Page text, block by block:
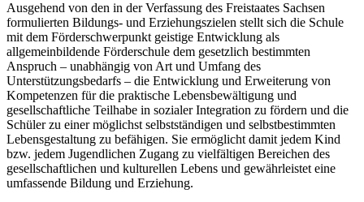
Ausgehend von den in der Verfassung des Freistaates Sachsen
formulierten Bildungs- und Erziehungszielen stellt sich die Schule
mit dem Förderschwerpunkt geistige Entwicklung als
allgemeinbildende Förderschule dem gesetzlich bestimmten
Anspruch – unabhängig von Art und Umfang des
Unterstützungsbedarfs – die Entwicklung und Erweiterung von
Kompetenzen für die praktische Lebensbewältigung und
gesellschaftliche Teilhabe in sozialer Integration zu fördern und die
Schüler zu einer möglichst selbstständigen und selbstbestimmten
Lebensgestaltung zu befähigen. Sie ermöglicht damit jedem Kind
bzw. jedem Jugendlichen Zugang zu vielfältigen Bereichen des
gesellschaftlichen und kulturellen Lebens und gewährleistet eine
umfassende Bildung und Erziehung.